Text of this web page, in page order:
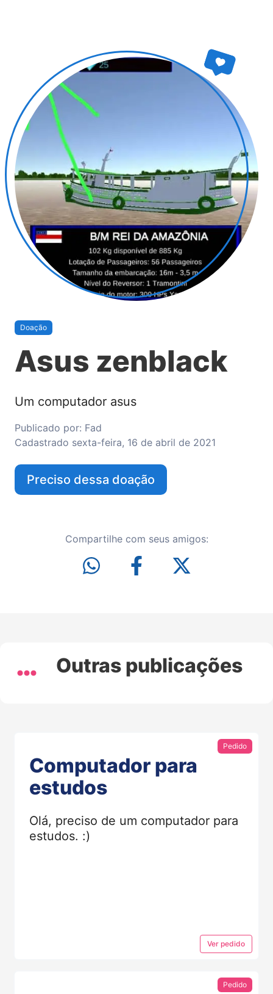
Doação
Asus zenblack
Um computador asus
Publicado por: Fad
Cadastrado sexta-feira, 16 de abril de 2021
Preciso dessa doação
Compartilhe com seus amigos:
Outras publicações
Pedido
Computador para
estudos
Olá, preciso de um computador para
estudos. :)
Ver pedido
Pedido